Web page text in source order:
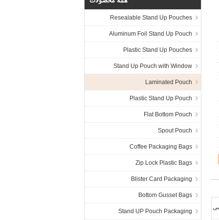
Resealable Stand Up Pouches
Aluminum Foil Stand Up Pouch
Plastic Stand Up Pouches
Stand Up Pouch with Window
Laminated Pouch
Plastic Stand Up Pouch
Flat Bottom Pouch
Spout Pouch
Coffee Packaging Bags
Zip Lock Plastic Bags
Blister Card Packaging
Bottom Gusset Bags
Stand UP Pouch Packaging